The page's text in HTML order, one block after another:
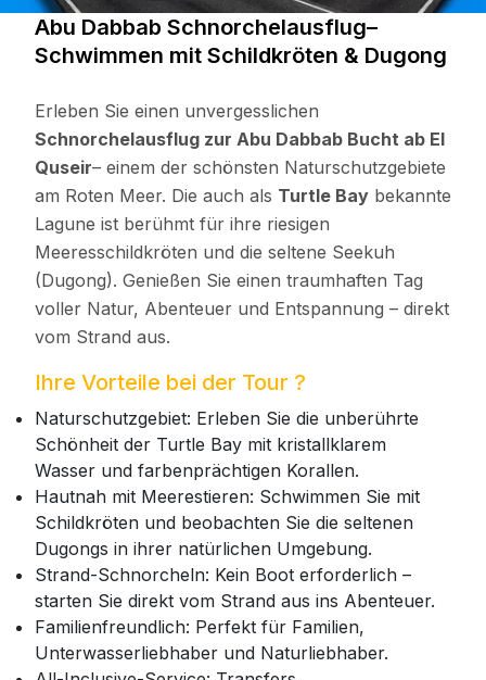
Abu Dabbab Schnorchelausflug–
Schwimmen mit Schildkröten & Dugong
Erleben Sie einen unvergesslichen
Schnorchelausflug zur Abu Dabbab Bucht ab El
Quseir– einem der schönsten Naturschutzgebiete
am Roten Meer. Die auch als Turtle Bay bekannte
Lagune ist berühmt für ihre riesigen
Meeresschildkröten und die seltene Seekuh
(Dugong). Genießen Sie einen traumhaften Tag
voller Natur, Abenteuer und Entspannung – direkt
vom Strand aus.
Ihre Vorteile bei der Tour ?
Naturschutzgebiet: Erleben Sie die unberührte
Schönheit der Turtle Bay mit kristallklarem
Wasser und farbenprächtigen Korallen.
Hautnah mit Meerestieren: Schwimmen Sie mit
Schildkröten und beobachten Sie die seltenen
Dugongs in ihrer natürlichen Umgebung.
Strand-Schnorcheln: Kein Boot erforderlich –
starten Sie direkt vom Strand aus ins Abenteuer.
Familienfreundlich: Perfekt für Familien,
Unterwasserliebhaber und Naturliebhaber.